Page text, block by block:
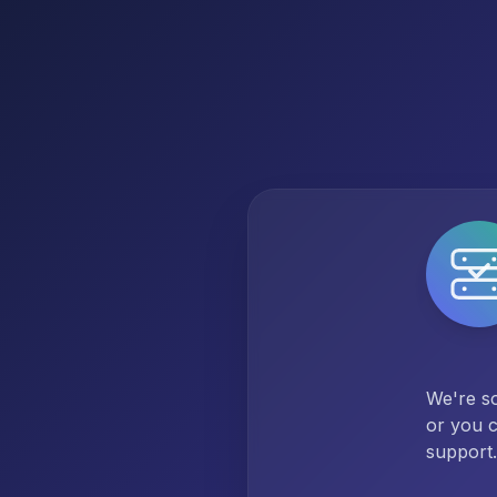
We're
or you
support.